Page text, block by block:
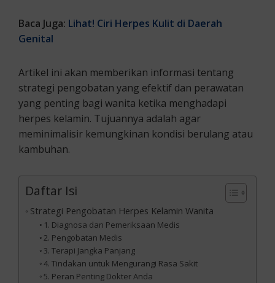
Baca Juga: Lihat! Ciri Herpes Kulit di Daerah
Genital
Artikel ini akan memberikan informasi tentang
strategi pengobatan yang efektif dan perawatan
yang penting bagi wanita ketika menghadapi
herpes kelamin. Tujuannya adalah agar
meminimalisir kemungkinan kondisi berulang atau
kambuhan.
Daftar Isi
Strategi Pengobatan Herpes Kelamin Wanita
1. Diagnosa dan Pemeriksaan Medis
2. Pengobatan Medis
3. Terapi Jangka Panjang
4. Tindakan untuk Mengurangi Rasa Sakit
5. Peran Penting Dokter Anda